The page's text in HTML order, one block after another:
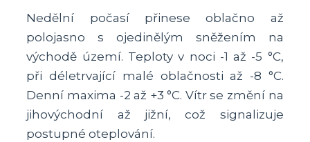
Nedělní počasí přinese oblačno až
polojasno s ojedinělým sněžením na
východě území. Teploty v noci -1 až -5 °C,
při déletrvající malé oblačnosti až -8 °C.
Denní maxima -2 až +3 °C. Vítr se změní na
jihovýchodní až jižní, což signalizuje
postupné oteplování.